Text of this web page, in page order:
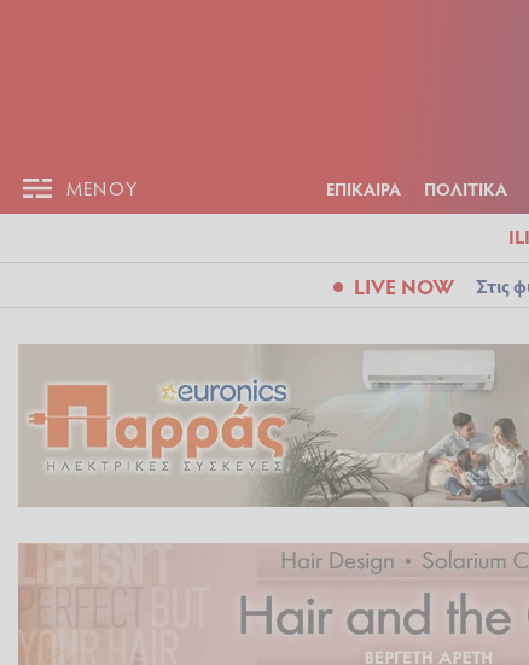
ΜΕΝΟΥ ΕΠΙΚΑΙΡΑ ΠΟΛΙΤΙΚΑ
LIVE NOW Στις